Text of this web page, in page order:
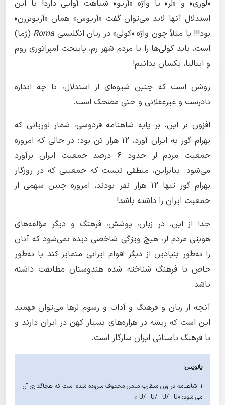
«لوری» و «لر» با واژه «آریو» شباهت آوایی دارد! با این
استدلال آنها لابد می‌توان گفت «آریوس» همان «آریوبرزن»
بود!!! یا مثلاً چون واژه «کولی» در زبان انگلیسی Roma (رُما)
است، باید کولی‌ها را با مردم شهر رم، پایتخت امپراتوری روم
و ایتالیا، یکسان بدانیم!
روشن است که چنین شیوه‌ای از استدلال، تا چه اندازه
نادرست و غیرعقلانی و حتی مضحک است.
افزون بر این، بر پایه شاهنامه فردوسی، شمار لوریانی که
بهرام گور به ایران آورد، ۱۲ هزار تن بود؛ در حالی که امروزه
جمعیت مردم لر حدود ۶ درصد جمعیت ایران برآورد
می‌شود. بنابراین، منطقی نیست که جمعیتی که در روزگار
بهرام گور تنها ۱۲ هزار نفر بودند، امروزه چنین سهمی از
جمعیت ایران را داشته باشد!
جدا از این، در زبان، پوشش، فرهنگ و دیگر مؤلفه‌های
هویتی مردم لر، هیچ ویژگی شاخصی دیده نمی‌شود که آنان
را به‌طور بنیادین از دیگر اقوام ایرانی متمایز کند یا به‌طور
خاص با فرهنگ شناخته شده هندوستان مطابقت داشته
باشد.
آنچه از زبان و فرهنگ و آداب و رسوم لرها می‌توان فهمید
این است که ریشه در هزاره‌های بسیار کهن در ایران دارند و
با فرهنگ باستانی ایران سازگار است.
پانویس:
۱- شاهنامه در وزن متقارب مثمن محذوف سروده شده است که هجاگذاری آن
می شود: «U/__U/__U/__U_»